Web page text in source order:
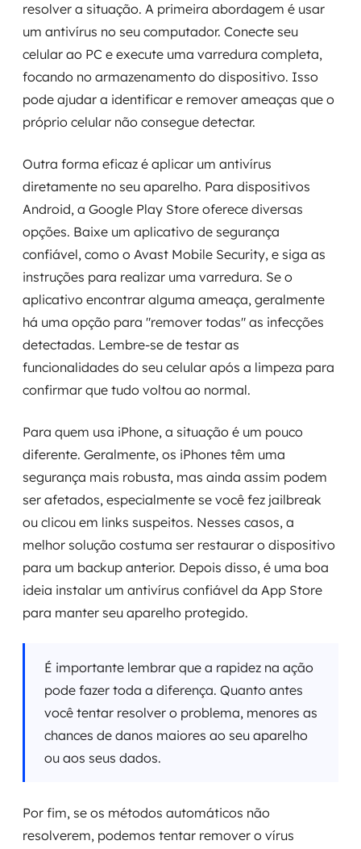
resolver a situação. A primeira abordagem é usar
um antivírus no seu computador. Conecte seu
celular ao PC e execute uma varredura completa,
focando no armazenamento do dispositivo. Isso
pode ajudar a identificar e remover ameaças que o
próprio celular não consegue detectar.
Outra forma eficaz é aplicar um antivírus
diretamente no seu aparelho. Para dispositivos
Android, a Google Play Store oferece diversas
opções. Baixe um aplicativo de segurança
confiável, como o Avast Mobile Security, e siga as
instruções para realizar uma varredura. Se o
aplicativo encontrar alguma ameaça, geralmente
há uma opção para "remover todas" as infecções
detectadas. Lembre-se de testar as
funcionalidades do seu celular após a limpeza para
confirmar que tudo voltou ao normal.
Para quem usa iPhone, a situação é um pouco
diferente. Geralmente, os iPhones têm uma
segurança mais robusta, mas ainda assim podem
ser afetados, especialmente se você fez jailbreak
ou clicou em links suspeitos. Nesses casos, a
melhor solução costuma ser restaurar o dispositivo
para um backup anterior. Depois disso, é uma boa
ideia instalar um antivírus confiável da App Store
para manter seu aparelho protegido.
É importante lembrar que a rapidez na ação
pode fazer toda a diferença. Quanto antes
você tentar resolver o problema, menores as
chances de danos maiores ao seu aparelho
ou aos seus dados.
Por fim, se os métodos automáticos não
resolverem, podemos tentar remover o vírus